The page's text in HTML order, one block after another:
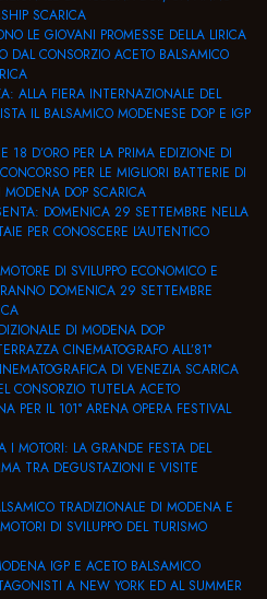
SCARICA
LE GIOVANI PROMESSE DELLA LIRICA
DAL CONSORZIO ACETO BALSAMICO
ALLA FIERA INTERNAZIONALE DEL
IL BALSAMICO MODENESE DOP E IGP
18 D’ORO PER LA PRIMA EDIZIONE DI
PER LE MIGLIORI BATTERIE DI
MODENA DOP SCARICA
DOMENICA 29 SETTEMBRE NELLA
PER CONOSCERE L’AUTENTICO
DI SVILUPPO ECONOMICO E
DOMENICA 29 SETTEMBRE
DI MODENA DOP
CINEMATOGRAFO ALL’81°
DI VENEZIA SCARICA
CONSORZIO TUTELA ACETO
PER IL 101° ARENA OPERA FESTIVAL
I MOTORI: LA GRANDE FESTA DEL
TRA DEGUSTAZIONI E VISITE
TRADIZIONALE DI MODENA E
DI SVILUPPO DEL TURISMO
IGP E ACETO BALSAMICO
A NEW YORK ED AL SUMMER